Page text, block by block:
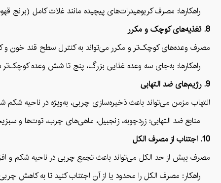
راهکارها: مصرف کربوهیدرات‌های پیچیده مانند غلات کامل (برنج
8. تغذیه‌های کوچک و مکرر
مصرف وعده‌های کوچک‌تر و مکرر می‌تواند به کنترل سطح قند خون و
راهکارها: به‌جای سه وعده غذایی بزرگ، پنج تا شش وعده کوچک‌تر
9. رژیم‌های ضد التهابی
التهاب مزمن می‌تواند باعث ذخیره‌سازی چربی، به‌ویژه در ناحیه
منابع ضد التهابی: زردچوبه، زنجبیل، ماهی‌های چرب، توت‌ها و
10. اجتناب از مصرف الکل
مصرف بیش از حد الکل می‌تواند باعث تجمع چربی در ناحیه شکم و
راهکار: مصرف الکل را محدود یا از آن اجتناب کنید تا به کاهش